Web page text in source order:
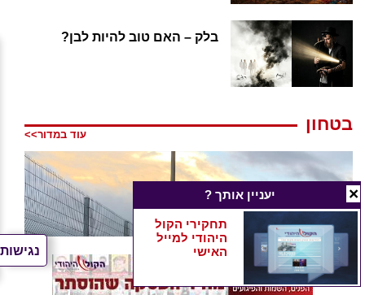
נגישות
בלק – האם טוב להיות לבן?
בטחון
עוד במדור>>